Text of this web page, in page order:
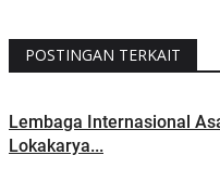
POSTINGAN TERKAIT
Lembaga Internasional
Lokakarya...